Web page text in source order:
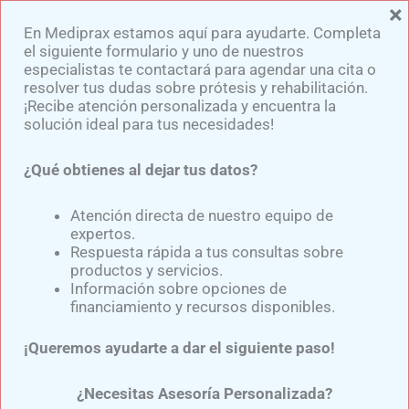
contenido
Proceso de protetización
para amputación
transfemoral
Samuel Medina/noviembre 14, 2024
algunas de las principales causas de laamputación
En Mediprax estamos aquí para ayudarte. Completa
el siguiente formulario y uno de nuestros
especialistas te contactará para agendar una cita o
resolver tus dudas sobre prótesis y rehabilitación.
¡Recibe atención personalizada y encuentra la
solución ideal para tus necesidades!
¿Qué obtienes al dejar tus datos?
Atención directa de nuestro equipo de
expertos.
Respuesta rápida a tus consultas sobre
productos y servicios.
Información sobre opciones de
financiamiento y recursos disponibles.
¡Queremos ayudarte a dar el siguiente paso!
¿Necesitas Asesoría Personalizada?
×